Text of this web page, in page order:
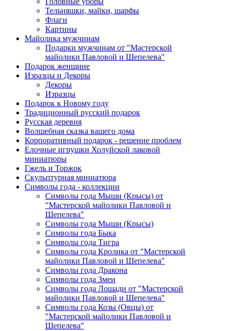
Тельняшки, майки, шарфы
Флаги
Картины
Майолика мужчинам
Подарки мужчинам от "Мастерской
майолики Павловой и Шепелева"
Подарок женщине
Изразцы и Декоры
Декоры
Изразцы
Подарок к Новому году
Традиционный русский подарок
Русская деревня
Волшебная сказка вашего дома
Корпоративный подарок - решение проблем
Елочные игрушки Холуйской лаковой
миниатюры
Гжель и Торжок
Скульптурная миниатюра
Символы года - коллекции
Символы года Мыши (Крысы) от
"Мастерской майолики Павловой и
Шепелева"
Символы года Мыши (Крысы)
Символы года Быка
Символы года Тигра
Символы года Кролика от "Мастерской
майолики Павловой и Шепелева"
Символы года Дракона
Символы года Змеи
Символы года Лошади от "Мастерской
майолики Павловой и Шепелева"
Символы года Козы (Овцы) от
"Мастерской майолики Павловой и
Шепелева"